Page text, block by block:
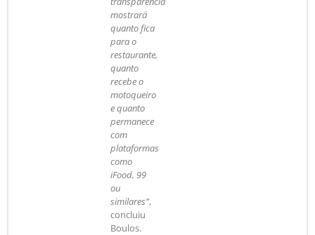
mostrará
quanto fica
para o
restaurante,
quanto
recebe o
motoqueiro
e quanto
permanece
com
plataformas
como
iFood, 99
ou
similares”,
concluiu
Boulos.